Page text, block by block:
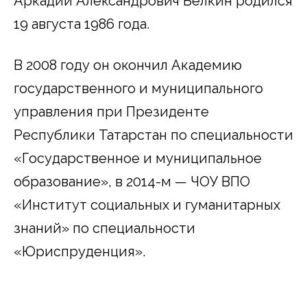
19 августа 1986 года.
В 2008 году он окончил Академию
государственного и муниципального
управления при Президенте
Республики Татарстан по специальности
«Государственное и муниципальное
образование», в 2014-м — ЧОУ ВПО
«Институт социальных и гуманитарных
знаний» по специальности
«Юриспруденция».